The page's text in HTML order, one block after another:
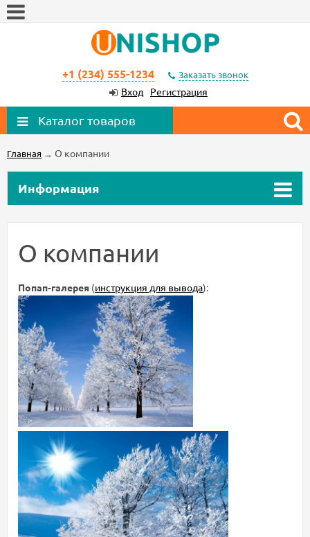
+1 (234) 555-1234 Заказать звонок
Вход Регистрация
Каталог товаров
Главная → О компании
Информация
О компании
Попап-галерея (инструкция для вывода):